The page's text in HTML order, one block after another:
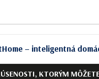
KTORÝM
– inteligentná